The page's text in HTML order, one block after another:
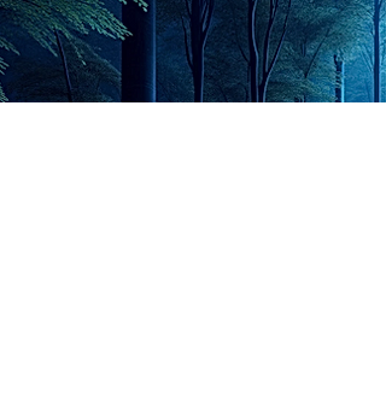
chatGPTそれは、私をどこま
で、進化させるのか？。毎
日、進化していく。chatGPT